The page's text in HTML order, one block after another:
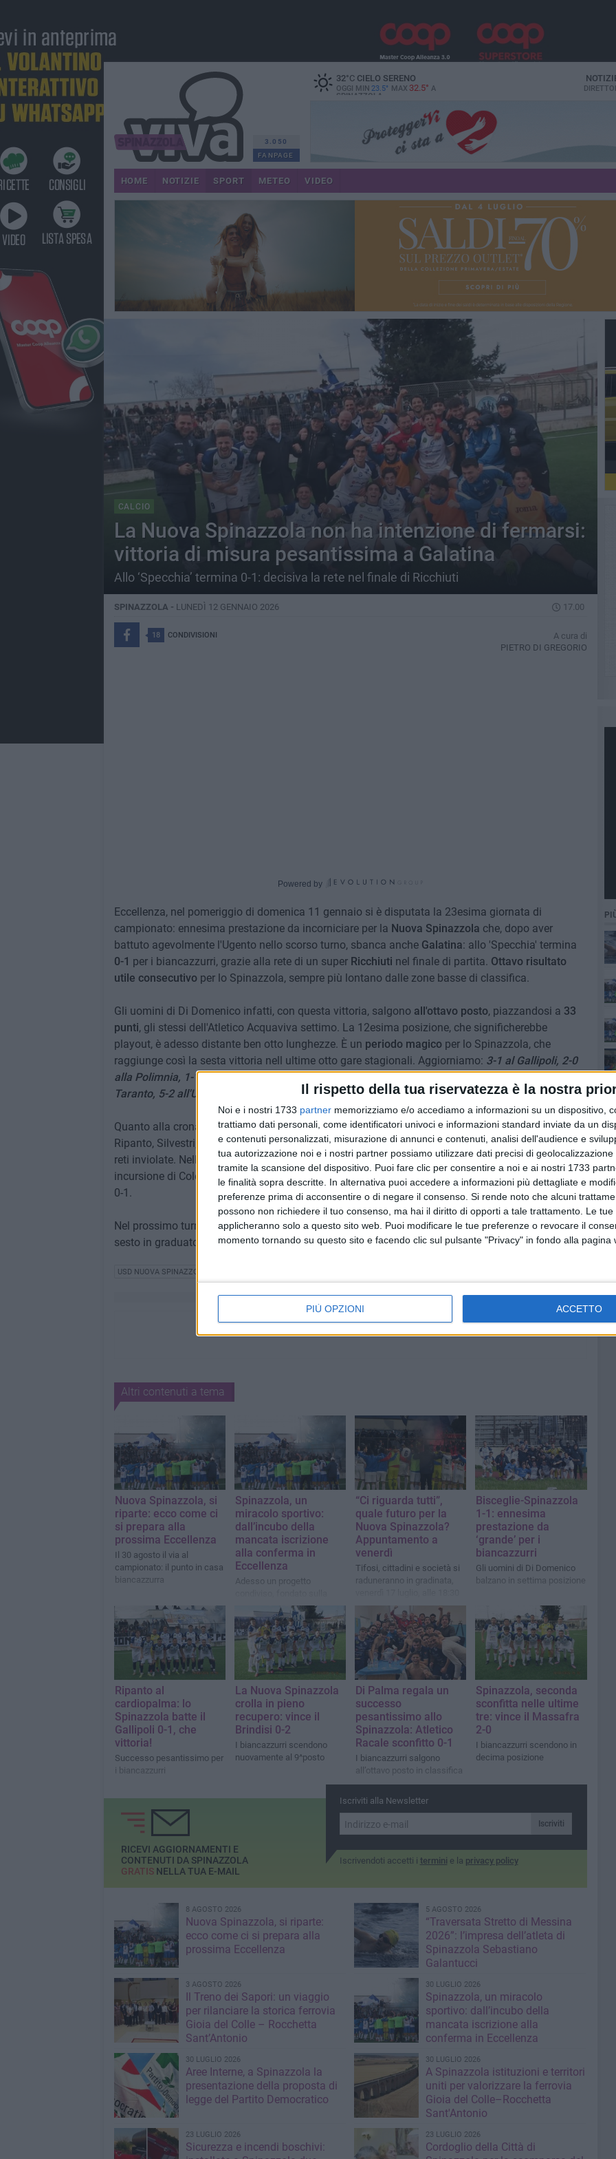
Il rispetto della tua riservatezza è la nostra
Noi e i nostri 1733 partner memorizziamo e/o accediamo a informazioni su un dispositivo,
trattiamo dati personali, come identificatori univoci e informazioni standard inviate da un
e contenuti personalizzati, misurazione di annunci e contenuti, analisi dell'audience e
tua autorizzazione noi e i nostri partner possiamo utilizzare dati precisi di
tramite la scansione del dispositivo. Puoi fare clic per consentire a noi e ai nostri 1733
le finalità sopra descritte. In alternativa puoi accedere a informazioni più dettagliate e
preferenze prima di acconsentire o di negare il consenso. Si rende noto che alcuni
possono non richiedere il tuo consenso, ma hai il diritto di opporti a tale trattamento. Le
applicheranno solo a questo sito web. Puoi modificare le tue preferenze o revocare il
momento tornando su questo sito e facendo clic sul pulsante "Privacy" in fondo alla pagina
PIÙ OPZIONI ACCETTO
3.050
FANPAGE
32°CCIELO SERENO
OGGI MIN 23.5° MAX 32.5° A
SPINAZZOLA
HOME NOTIZIE SPORT METEO VIDEO
CALCIO
La Nuova Spinazzola non ha intenzione di fermarsi:
vittoria di misura pesantissima a Galatina
Allo ‘Specchia’ termina 0-1: decisiva la rete nel finale di Ricchiuti
SPINAZZOLA - LUNEDÌ 12 GENNAIO 2026 17.00
18 CONDIVISIONI
A cura di
PIETRO DI GREGORIO
Powered by
Eccellenza, nel pomeriggio di domenica 11 gennaio si è disputata la 23esima giornata di
campionato: ennesima prestazione da incorniciare per la Nuova Spinazzola che, dopo aver
battuto agevolmente l'Ugento nello scorso turno, sbanca anche Galatina: allo 'Specchia' termina
0-1 per i biancazzurri, grazie alla rete di un super Ricchiuti nel finale di partita. Ottavo risultato
utile consecutivoper lo Spinazzola, sempre più lontano dalle zone basse di classifica.
Gli uomini di Di Domenico infatti, con questa vittoria, salgono all'ottavo posto, piazzandosi a 33
punti, gli stessi dell'Atletico Acquaviva settimo. La 12esima posizione, che significherebbe
playout, è adesso distante ben otto lunghezze. È un periodo magicoper lo Spinazzola, che
raggiunge così la sesta vittoria nell ultime otto gare stagionali. Aggiorniamo: 3-1 al Gallipoli, 2-0
alla Polimnia, 1-1 con la Virtus Mola, 3-2 all'Unione Bisceglie, 3-1 al Bitonto, 1-1 contro il
Taranto, 5-2 all'Ugento e, infine lo 0-1 al Galatina.
Quanto alla cronaca, in campo l'undici composto da Liso, Gabriele, Santoro, Stefanini, Losappio,
Ripanto, Silvestri, Colonna, Ferrero, Ricchiuti, Ingredda. La prima frazione di gioco si conclude a
reti inviolate. Nella ripresa, ci pensa Luca Ricchiuti a sbloccare e risolvere la gara: ottima
incursione di Colonna che, al momento giusto serve il suo compagno che incrocia alla perfezione:
0-1.
Nel prossimo turno, la Nuova Spinazzola ospiterà all'Alen Fasciano' il Toma Maglie, attualmente
sesto in graduatoria, a quattro punti dagli stessi biancazzurri. Vincere per sognare? Chissà...
USD NUOVA SPINAZZOLA
Altri contenuti a tema
Nuova Spinazzola, si
riparte: ecco come ci
si prepara alla
prossima Eccellenza
Il 30 agosto il via al
campionato: il punto in casa
biancazzurra
Spinazzola, un
miracolo sportivo:
dall’incubo della
mancata iscrizione
alla conferma in
Eccellenza
Adesso un progetto
partecipazione, sul senso di
appartenenza e sulla
responsabilità collettiva
“Ci riguarda tutti”,
quale futuro per la
Nuova Spinazzola?
Appuntamento a
venerdì
Tifosi, cittadini e società si
raduneranno in gradinata,
Bisceglie-Spinazzola
1-1: ennesima
prestazione da
‘grande’ per i
biancazzurri
Gli uomini di Di Domenico
balzano in settima posizione
Ripanto al
cardiopalma: lo
Spinazzola batte il
Gallipoli 0-1, che
vittoria!
Successo pesantissimo per
i biancazzurri
La Nuova Spinazzola
crolla in pieno
recupero: vince il
Brindisi 0-2
I biancazzurri scendono
nuovamente al 9^posto
Di Palma regala un
successo
pesantissimo allo
Spinazzola: Atletico
Racale sconfitto 0-1
I biancazzurri salgono
all’ottavo posto in classifica
Spinazzola, seconda
sconfitta nelle ultime
tre: vince il Massafra
2-0
I biancazzurri scendono in
decima posizione
Iscriviti alla Newsletter
Iscriviti
Iscrivendoti accetti i termini e la privacy policy
RICEVI AGGIORNAMENTI E
CONTENUTI DA SPINAZZOLA
GRATISNELLA TUA E-MAIL
8 AGOSTO 2026
Nuova Spinazzola, si riparte:
ecco come ci si prepara alla
prossima Eccellenza
5 AGOSTO 2026
“Traversata Stretto di Messina
2026”: l’impresa dell’atleta di
Spinazzola Sebastiano
Galantucci
3 AGOSTO 2026
Il Treno dei Sapori: un viaggio
per rilanciare la storica ferrovia
Gioia del Colle – Rocchetta
Sant’Antonio
30 LUGLIO 2026
Spinazzola, un miracolo
sportivo: dall’incubo della
mancata iscrizione alla
conferma in Eccellenza
30 LUGLIO 2026
Aree Interne, a Spinazzola la
presentazione della proposta di
legge del Partito Democratico
30 LUGLIO 2026
A Spinazzola istituzioni e territori
uniti per valorizzare la ferrovia
Gioia del Colle–Rocchetta
Sant'Antonio
23 LUGLIO 2026
Sicurezza e incendi boschivi:
23 LUGLIO 2026
Cordoglio della Città di